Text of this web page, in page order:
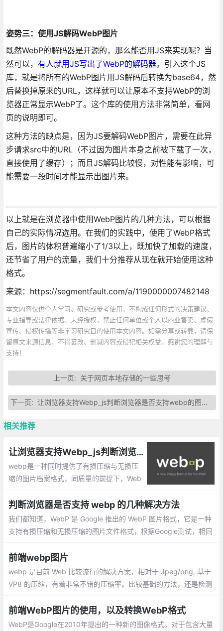
姿势三：使用JS解码WebP图片
既然WebP的解码器是开源的，那么能否用JS来实现呢？当
然可以， 有人就用JS写出了WebP的解码器。引入这个JS
库，就是将所有的WebP图片用JS解码后转换为base64，然
后替换掉原来的URL，这样就可以让原本不支持WebP的浏
览器正常显示WebP了。这个库的使用方法非常简单，看网
页的说明即可。
这种方法的缺点是，因为JS要解码WebP图片，需要在此异
步请求src中的URL（不过因为图片本身之前被下载了一次，
直接使用了缓存）；而且JS解码比较慢，对性能有影响，可
能需要一段时间才能显示出图片来。
以上就是在浏览器中使用WebP图片的几种方法，可以根据
自己的实际情况选用。在我们的实践中，使用了WebP格式
后，图片的体积普遍缩小了1/3以上，既加快了加载的速度，
还节省了用户的流量，我们十分推荐从现在就开始使用这种
格式。
来源：https://segmentfault.com/a/1190000007482148
本文内容仅供个人学习、研究或参考使用，不构成任何形式的决策建议、
专业指导或法律依据。未经授权，禁止任何单位或个人以商业售卖、虚假
宣传、侵权传播等非学习研究目的使用本文内容。如需分享或转载，请保
留原文来源信息，不得篡改、删减内容或侵犯相关权益。感谢您的理解与
支持！
上一页: 关于网页本地存储的一些思考
下一页:让浏览器支持Webp_js判断浏览器是否支持webp的图片格式解析
相关推荐
让浏览器支持Webp_js判断浏览器是否支持webp的图片格式解析
webp是一种同时提供了有损压缩与无损压
缩的图片档案格式，同质量的前提下，Web
图片的网页，WebP格式可以节省大量带
宽，大幅提升网页加载速度。
判断浏览器是否支持 webp 的几种解决方法
我们都知道，WebP 是 Google 推出的 WebP 图片格式，它是一种
支持有损压缩和无损压缩的图片文件格式，根据Google测试，相同
少体积，但是其兼容性不是很好，如下：
前端webp图片
webp 是目前 Web 比较流行的解决方案，相对于 Jpeg/png, 基于
VP8 的压缩，有着非常不错的压缩率。比较基础的方法，还是检测
前端WebP图片的使用，以及转换WebP格式
WebP是Google在2010年提出的一种新的图像格式。对于包含大量